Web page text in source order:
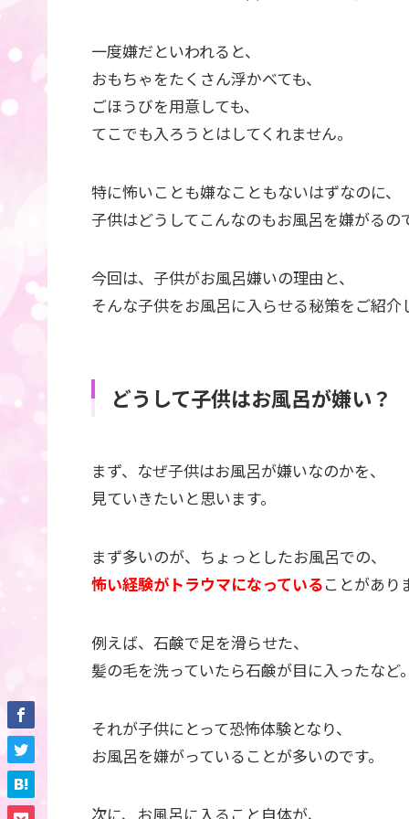
一度嫌だといわれると、
おもちゃをたくさん浮かべても、
ごほうびを用意しても、
てこでも入ろうとはしてくれません。
特に怖いことも嫌なこともないはずなのに、
子供はどうしてこんなのもお風呂を嫌がるの
今回は、子供がお風呂嫌いの理由と、
そんな子供をお風呂に入らせる秘策をご紹介
どうして子供はお風呂が嫌い？
まず、なぜ子供はお風呂が嫌いなのかを、
見ていきたいと思います。
まず多いのが、ちょっとしたお風呂での、
怖い経験がトラウマになっていることがあり
例えば、石鹸で足を滑らせた、
髪の毛を洗っていたら石鹸が目に入ったなど。
それが子供にとって恐怖体験となり、
お風呂を嫌がっていることが多いのです。
次に、お風呂に入ること自体が、